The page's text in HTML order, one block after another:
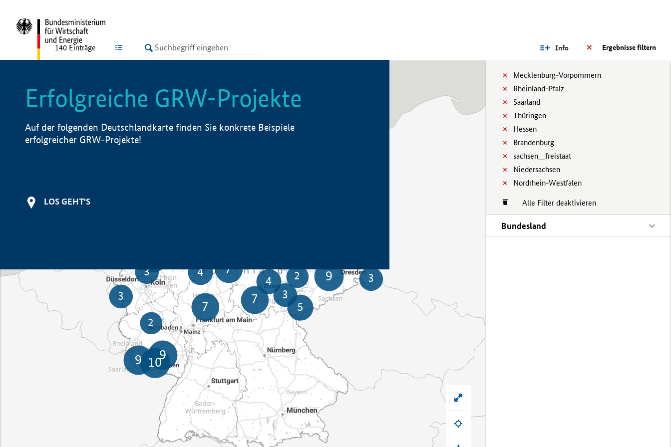
LISTE Ergebnisse filtern
Info
Mecklenburg-Vorpommern
Rheinland-Pfalz
Saarland
Thüringen
Hessen
Brandenburg
sachsen__freistaat
Niedersachsen
Nordrhein-Westfalen
Alle Filter deaktivieren
Bundesland
140 Einträge
Erfolgreiche GRW-Projekte
Auf der folgenden Deutschlandkarte finden Sie konkrete Beispiele
erfolgreicher GRW-Projekte!
LOS GEHT'S